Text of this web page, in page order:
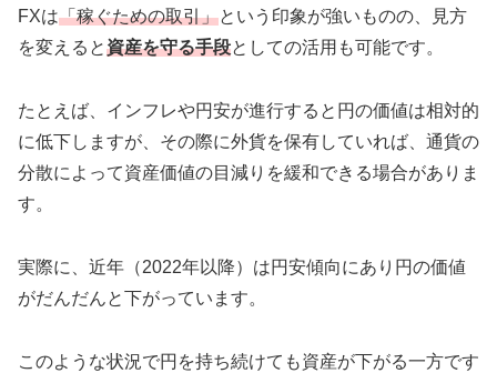
FXは「稼ぐための取引」という印象が強いものの、見方
を変えると資産を守る手段としての活用も可能です。
たとえば、インフレや円安が進行すると円の価値は相対的
に低下しますが、その際に外貨を保有していれば、通貨の
分散によって資産価値の目減りを緩和できる場合がありま
す。
実際に、近年（2022年以降）は円安傾向にあり円の価値
がだんだんと下がっています。
このような状況で円を持ち続けても資産が下がる一方です